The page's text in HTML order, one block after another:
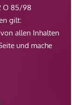
O 85/98
gilt:
allen Inhalten
und mache